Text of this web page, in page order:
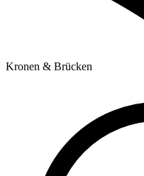
Kronen & Brücken